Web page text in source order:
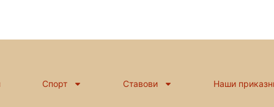
Спорт Ставови Наши